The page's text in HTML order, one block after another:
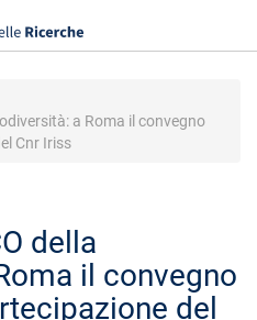
a Roma il convegno
Cnr Iriss
della
il convegno
del